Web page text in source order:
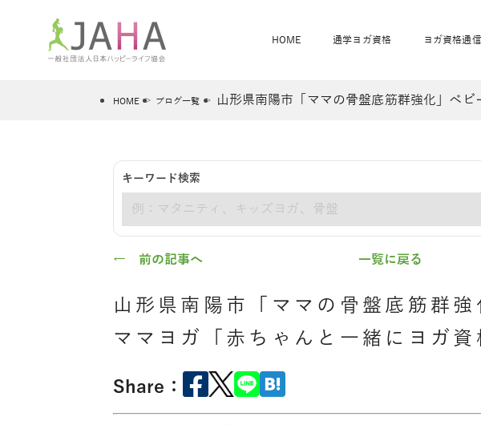
HOME
JAHAについて JAHAヨガスタジオ概要 直
通学ヨガ資格
JAHA資格講座一覧 卒業生の声 養成
ヨガ資格通信
骨盤スリムヨガ®通信 ベビママヨガW通信 ベビー「
ヨガレッスンカレンダー オンラインヨガ詳細 出張ヨ
全米ヨガRYT200
骨盤スリムヨガ
®
HOME ブログ一覧 山形県南陽市「ママの骨盤底筋群強化」ベ
キーワード検索
← 前の記事へ 一覧に戻る
山形県南陽市「ママの骨盤底筋群強
ママヨガ「赤ちゃんと一緒にヨガ資
Share：